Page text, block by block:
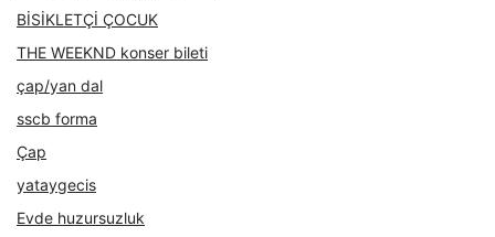
BİSİKLETÇİ ÇOCUK
THE WEEKND konser bileti
çap/yan dal
sscb forma
Çap
yataygecis
Evde huzursuzluk